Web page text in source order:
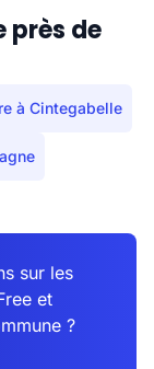
près de
à Cintegabelle
sur les
et
?